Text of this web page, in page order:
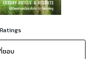
Ratings
ชอบ